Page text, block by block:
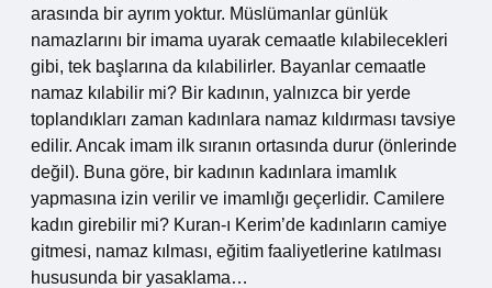
arasında bir ayrım yoktur. Müslümanlar günlük
namazlarını bir imama uyarak cemaatle kılabilecekleri
gibi, tek başlarına da kılabilirler. Bayanlar cemaatle
namaz kılabilir mi? Bir kadının, yalnızca bir yerde
toplandıkları zaman kadınlara namaz kıldırması tavsiye
edilir. Ancak imam ilk sıranın ortasında durur (önlerinde
değil). Buna göre, bir kadının kadınlara imamlık
yapmasına izin verilir ve imamlığı geçerlidir. Camilere
kadın girebilir mi? Kuran-ı Kerim’de kadınların camiye
gitmesi, namaz kılması, eğitim faaliyetlerine katılması
hususunda bir yasaklama…